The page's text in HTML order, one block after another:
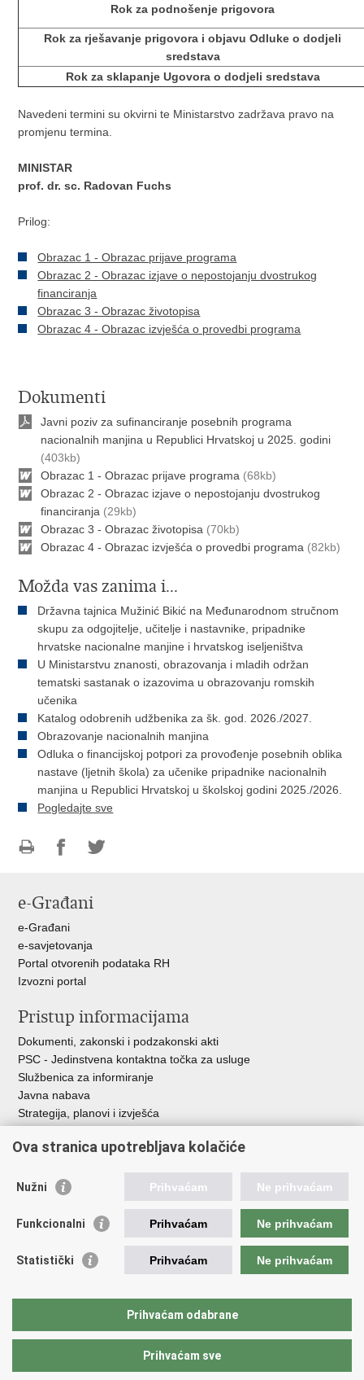
Rok za podnošenje prigovora
Rok za rješavanje prigovora i objavu Odluke o dodjeli
sredstava
Rok za sklapanje Ugovora o dodjeli sredstava
Navedeni termini su okvirni te Ministarstvo zadržava pravo na
promjenu termina.
MINISTAR
prof. dr. sc. Radovan Fuchs
Prilog:
Obrazac 1 - Obrazac prijave programa
Obrazac 2 - Obrazac izjave o nepostojanju dvostrukog
financiranja
Obrazac 3 - Obrazac životopisa
Obrazac 4 - Obrazac izvješća o provedbi programa
Dokumenti
Javni poziv za sufinanciranje posebnih programa
nacionalnih manjina u Republici Hrvatskoj u 2025. godini
(403kb)
Obrazac 1 - Obrazac prijave programa (68kb)
Obrazac 2 - Obrazac izjave o nepostojanju dvostrukog
financiranja (29kb)
Obrazac 3 - Obrazac životopisa (70kb)
Obrazac 4 - Obrazac izvješća o provedbi programa (82kb)
Možda vas zanima i...
Državna tajnica Mužinić Bikić na Međunarodnom stručnom
skupu za odgojitelje, učitelje i nastavnike, pripadnike
hrvatske nacionalne manjine i hrvatskog iseljeništva
U Ministarstvu znanosti, obrazovanja i mladih održan
tematski sastanak o izazovima u obrazovanju romskih
učenika
Katalog odobrenih udžbenika za šk. god. 2026./2027.
Obrazovanje nacionalnih manjina
Odluka o financijskoj potpori za provođenje posebnih oblika
nastave (ljetnih škola) za učenike pripadnike nacionalnih
manjina u Republici Hrvatskoj u školskoj godini 2025./2026.
Pogledajte sve
FacebookuTwitteru
e-Građani
e-Građani
e-savjetovanja
Portal otvorenih podataka RH
Izvozni portal
Pristup informacijama
Dokumenti, zakonski i podzakonski akti
PSC - Jedinstvena kontaktna točka za usluge
Službenica za informiranje
Javna nabava
Strategija, planovi i izvješća
Korisne poveznice
Vlada RH
ASOO
CARNET
Ova stranica upotrebljava kolačiće
Nužni Prihvaćam Ne prihvaćam
Funkcionalni Prihvaćam Ne prihvaćam
Statistički Prihvaćam Ne prihvaćam
Prihvaćam odabrane
Prihvaćam sve